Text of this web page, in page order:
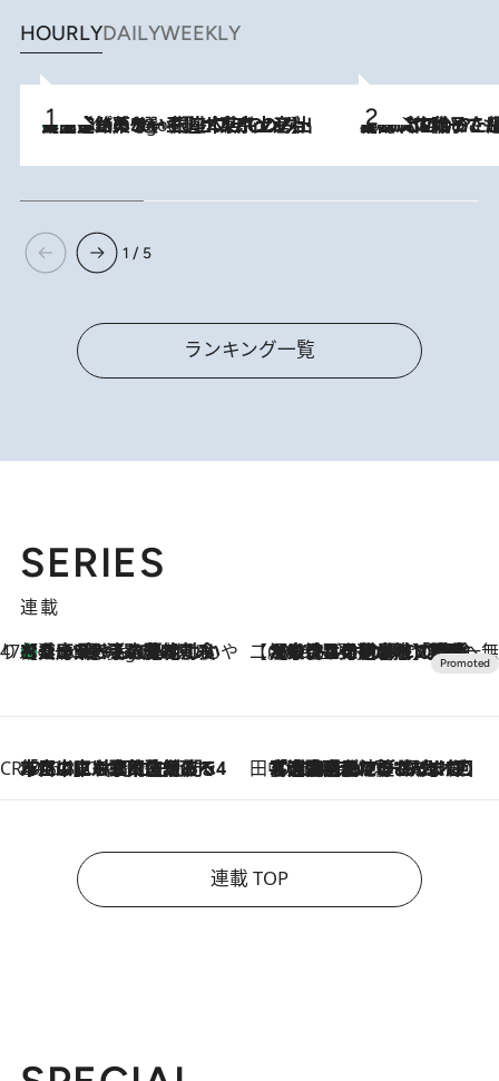
HOURLYDAILYWEEKLY
4 Hours Ago
【間違いのない王道・東京土産】資生堂パーラー 銀座本店でのみ出会える銘菓5選《極上プディング・濃厚チーズケーキ・ボンボンショコラほか》 2026.8.5
【阿川佐和子さんの年とる力】なぜ70代で始めた趣味は“こんなに楽しい”のか？ ピアノ、俳句…スランプに陥っても続けられる“ある秘訣”とは
1 / 5
ランキング一覧
SERIES
連載
47都道府県の手みやげ ひんやりスイーツで夏を満喫
3 Hours Ago
【兵庫県】この夏絶対食べたい 冷やしておいしいおやつ3選 淡路島の恵みをジェラートに集約 【CREA×星野リゾート】唯一無二。癒しと発見が待つ場所へ
2026.8.7
【トンボの足水浴】ヒノキの香りに包まれて涼感マックス！約13℃の湧水かけ流しを避暑地「星野温泉 トンボの湯」で体験
CREA'S CHOICE
2026.8.7
「立川にも歌舞伎があるんだよ」 片岡仁左衛門・市川中車ら豪華座組みで4年目の立川立飛歌舞伎へ 田中稲の勝手に再ブーム
2026.8.7
「湘南乃風に憧れて」観客大盛上がりの“タオル回し”に、ラッパー顔負けの高速歌唱まで…さだまさし（74）のアグレッシブすぎる現在地
連載 TOP